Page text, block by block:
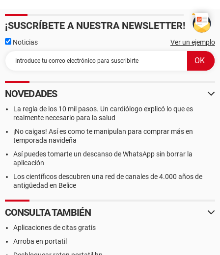
¡SUSCRÍBETE A NUESTRA NEWSLETTER!
Noticias Ver un ejemplo
NOVEDADES
La regla de los 10 mil pasos. Un cardiólogo explicó lo que es
realmente necesario para la salud
¡No caigas! Así es como te manipulan para comprar más en
temporada navideña
Así puedes tomarte un descanso de WhatsApp sin borrar la
aplicación
Los científicos descubren una red de canales de 4.000 años de
antigüedad en Belice
CONSULTA TAMBIÉN
Aplicaciones de citas gratis
Arroba en portatil